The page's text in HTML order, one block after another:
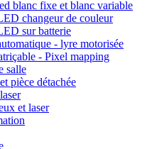
blanc fixe et blanc variable
changeur de couleur
sur batterie
- lyre motorisée
- Pixel mapping
salle
pièce détachée
et laser